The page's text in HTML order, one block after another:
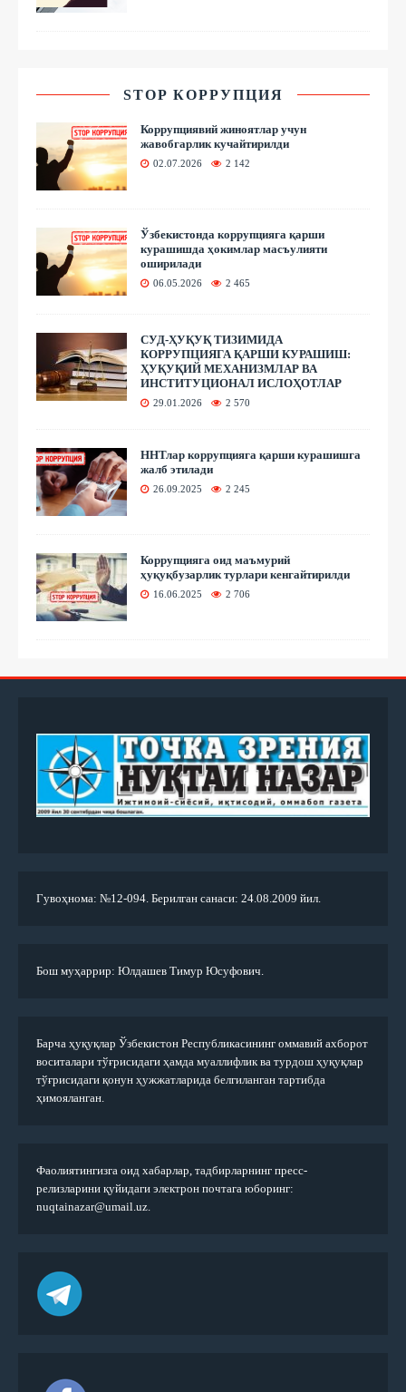
STOP КОРРУПЦИЯ
Коррупциявий жиноятлар учун
жавобгарлик кучайтирилди
02.07.2026 2 142
Ўзбекистонда коррупцияга қарши
курашишда ҳокимлар масъулияти
оширилади
06.05.2026 2 465
СУД-ҲУҚУҚ ТИЗИМИДА
КОРРУПЦИЯГА ҚАРШИ КУРАШИШ:
ҲУҚУҚИЙ МЕХАНИЗМЛАР ВА
ИНСТИТУЦИОНАЛ ИСЛОҲОТЛАР
29.01.2026 2 570
ННТлар коррупцияга қарши курашишга
жалб этилади
26.09.2025 2 245
Коррупцияга оид маъмурий
ҳуқуқбузарлик турлари кенгайтирилди
16.06.2025 2 706
Гувоҳнома: №12-094. Берилган санаси: 24.08.2009 йил.
Бош муҳаррир: Юлдашев Тимур Юсуфович.
Барча ҳуқуқлар Ўзбекистон Республикасининг оммавий ахборот
воситалари тўғрисидаги ҳамда муаллифлик ва турдош ҳуқуқлар
тўғрисидаги қонун ҳужжатларида белгиланган тартибда
ҳимояланган.
Фаолиятингизга оид хабарлар, тадбирларнинг пресс-
релизларини қуйидаги электрон почтага юборинг:
nuqtainazar@umail.uz.